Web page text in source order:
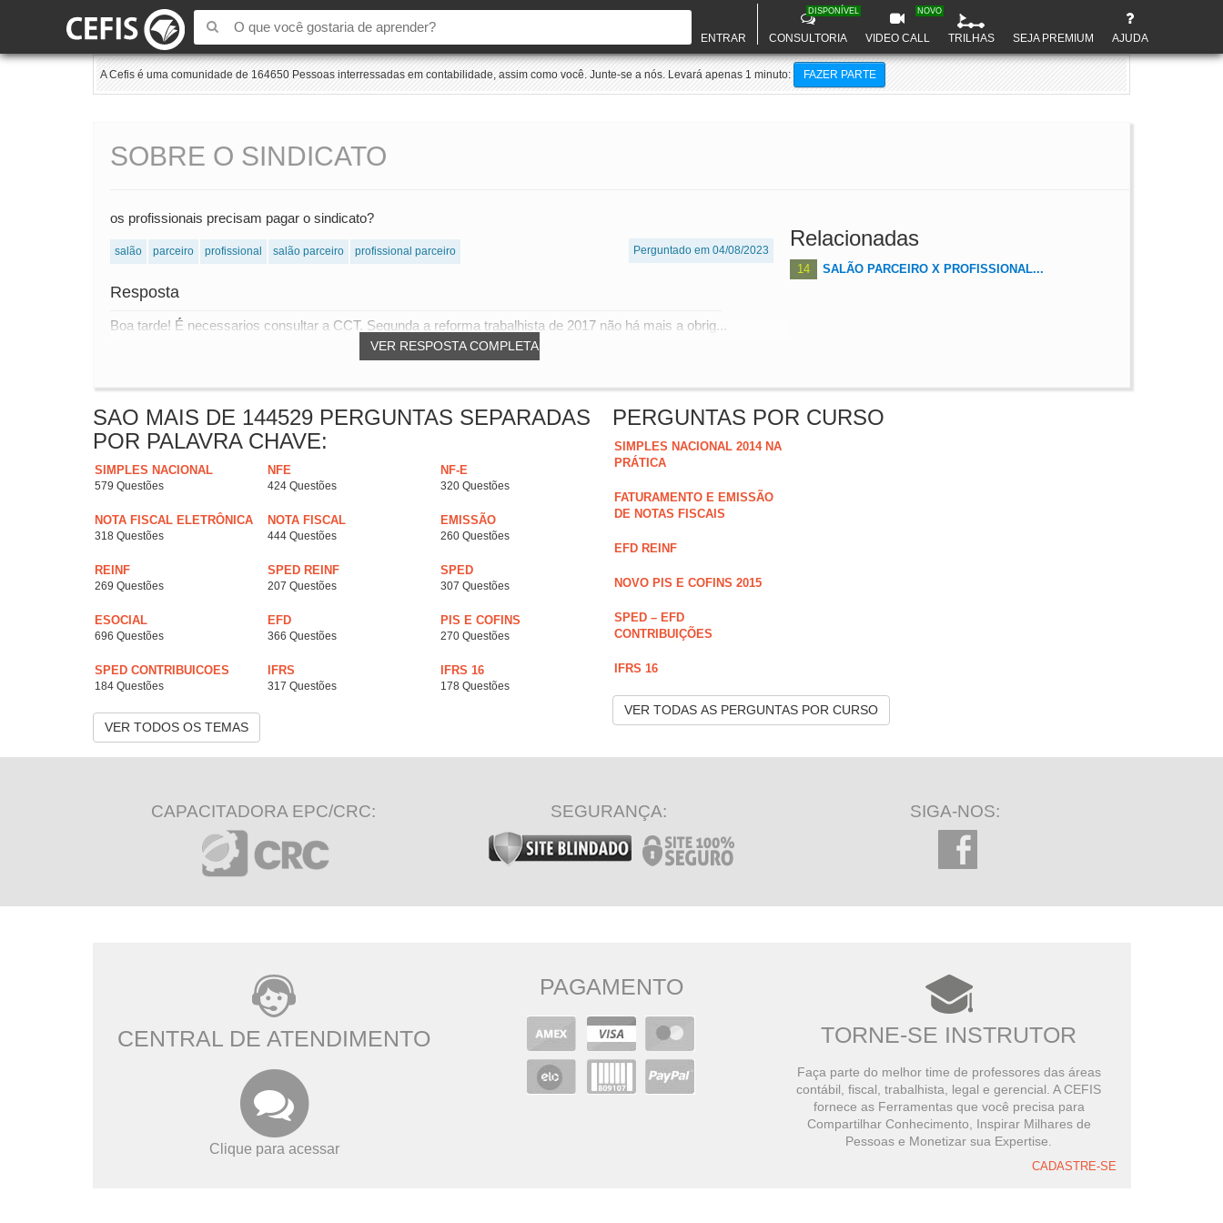
ENTRAR CONSULTORIA
DISPONÍVEL
VIDEO CALL
NOVO
TRILHAS SEJA PREMIUM AJUDA
A Cefis é uma comunidade de 164650 Pessoas interressadas em contabilidade, assim como você. Junte-se a nós. Levará apenas 1 minuto: FAZER PARTE
SOBRE O SINDICATO
os profissionais precisam pagar o sindicato?
salão parceiro profissional salão parceiro profissional parceiro Perguntado em 04/08/2023
Resposta
VER RESPOSTA COMPLETA
Boa tarde! É necessarios consultar a CCT. Segunda a reforma trabalhista de 2017 não há mais a obrig...
Relacionadas
14 SALÃO PARCEIRO X PROFISSIONAL...
SAO MAIS DE 144529 PERGUNTAS SEPARADAS
POR PALAVRA CHAVE:
SIMPLES NACIONAL
579 Questões
NFE
424 Questões
NF-E
320 Questões
NOTA FISCAL ELETRÔNICA
318 Questões
NOTA FISCAL
444 Questões
EMISSÃO
260 Questões
REINF
269 Questões
SPED REINF
207 Questões
SPED
307 Questões
ESOCIAL
696 Questões
EFD
366 Questões
PIS E COFINS
270 Questões
SPED CONTRIBUICOES
184 Questões
IFRS
317 Questões
IFRS 16
178 Questões
VER TODOS OS TEMAS
PERGUNTAS POR CURSO
SIMPLES NACIONAL 2014 NA
PRÁTICA
FATURAMENTO E EMISSÃO
DE NOTAS FISCAIS
EFD REINF
NOVO PIS E COFINS 2015
SPED – EFD
CONTRIBUIÇÕES
IFRS 16
VER TODAS AS PERGUNTAS POR CURSO
CAPACITADORA EPC/CRC: SEGURANÇA: SIGA-NOS:
CENTRAL DE ATENDIMENTO
Clique para acessar
PAGAMENTO
TORNE-SE INSTRUTOR
Faça parte do melhor time de professores das áreas
contábil, fiscal, trabalhista, legal e gerencial. A CEFIS
fornece as Ferramentas que você precisa para
Compartilhar Conhecimento, Inspirar Milhares de
Pessoas e Monetizar sua Expertise.
CADASTRE-SE